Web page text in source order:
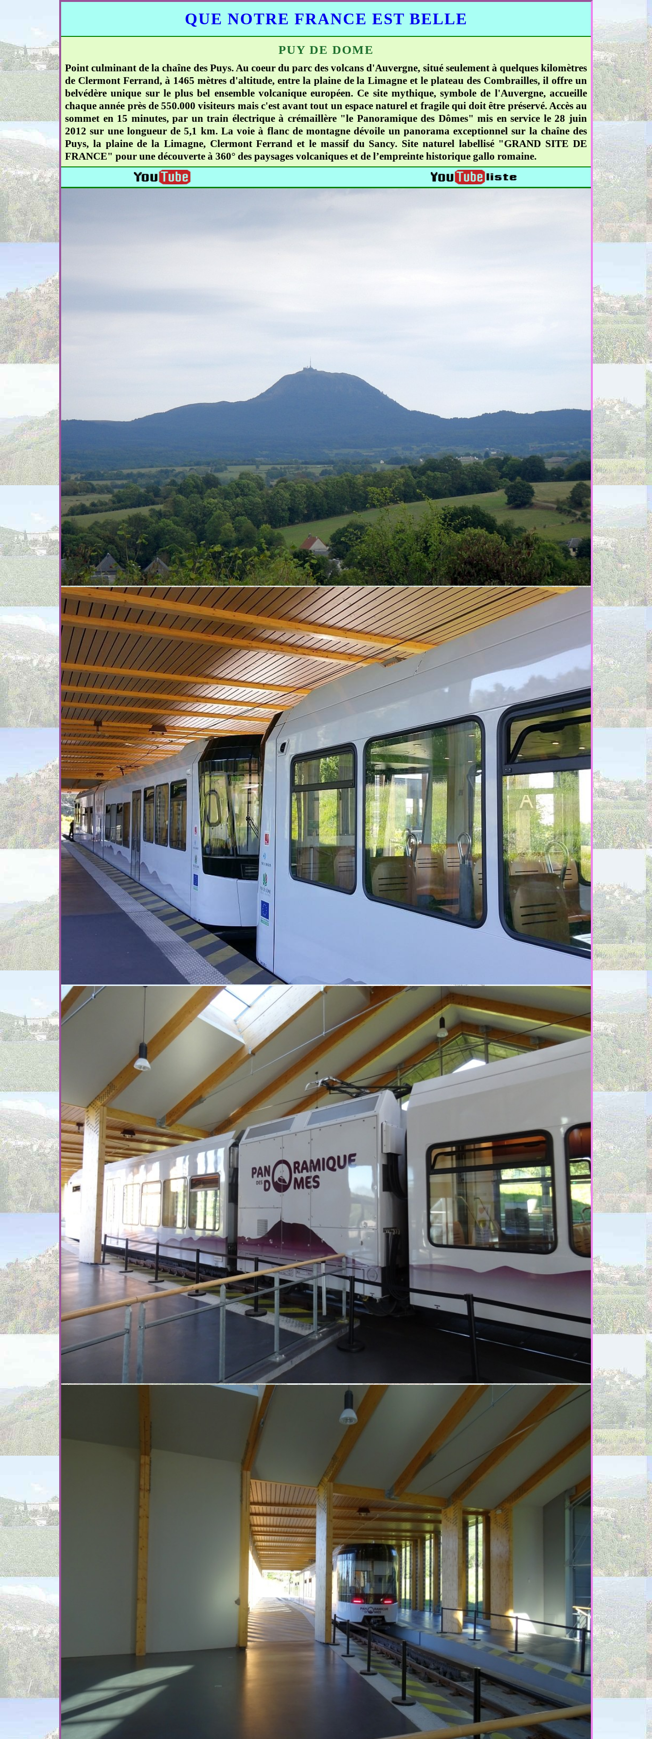
QUE NOTRE FRANCE EST BELLE
PUY DE DOME
Point culminant de la chaîne des Puys. Au coeur du parc des volcans d'Auvergne, situé seulement à quelques kilomètres
de Clermont Ferrand, à 1465 mètres d'altitude, entre la plaine de la Limagne et le plateau des Combrailles, il offre un
belvédère unique sur le plus bel ensemble volcanique européen. Ce site mythique, symbole de l'Auvergne, accueille
chaque année près de 550.000 visiteurs mais c'est avant tout un espace naturel et fragile qui doit être préservé. Accès au
sommet en 15 minutes, par un train électrique à crémaillère "le Panoramique des Dômes" mis en service le 28 juin
2012 sur une longueur de 5,1 km. La voie à flanc de montagne dévoile un panorama exceptionnel sur la chaîne des
Puys, la plaine de la Limagne, Clermont Ferrand et le massif du Sancy. Site naturel labellisé "GRAND SITE DE
FRANCE" pour une découverte à 360° des paysages volcaniques et de l’empreinte historique gallo romaine.